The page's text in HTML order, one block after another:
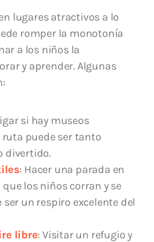
lugares atractivos a lo
romper la monotonía
a los niños la
y aprender. Algunas
si hay museos
puede ser tanto
divertido.
: Hacer una parada en
los niños corran y se
un respiro excelente del
libre: Visitar un refugio y